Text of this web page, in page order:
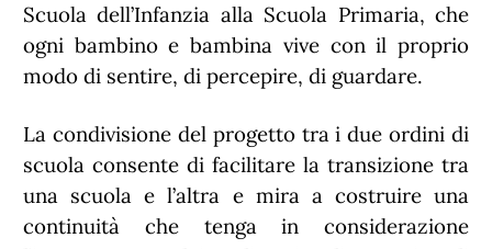
Scuola dell’Infanzia alla Scuola Primaria, che
ogni bambino e bambina vive con il proprio
modo di sentire, di percepire, di guardare.
La condivisione del progetto tra i due ordini di
scuola consente di facilitare la transizione tra
una scuola e l’altra e mira a costruire una
continuità che tenga in considerazione